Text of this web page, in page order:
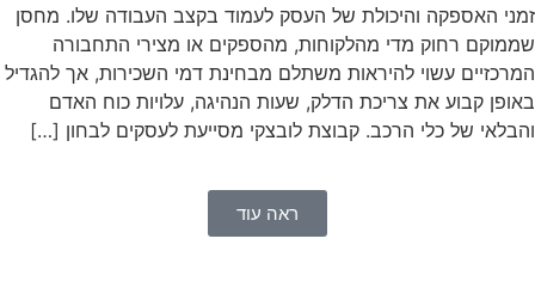
האספקה והיכולת של העסק לעמוד בקצב העבודה שלו. מחסן
רחוק מדי מהלקוחות, מהספקים או מצירי התחבורה
עשוי להיראות משתלם מבחינת דמי השכירות, אך להגדיל
קבוע את צריכת הדלק, שעות הנהיגה, עלויות כוח האדם
של כלי הרכב. קבוצת לובצקי מסייעת לעסקים לבחון […]
ראה עוד